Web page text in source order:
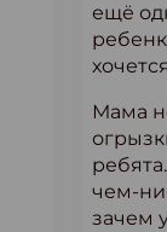
ещё
Мама
чем-
зачем